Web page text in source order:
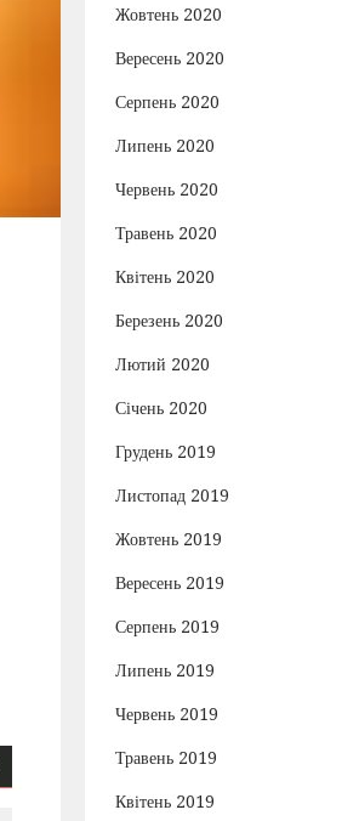
Жовтень 2020
Вересень 2020
Серпень 2020
Липень 2020
Червень 2020
Травень 2020
Квітень 2020
Березень 2020
Лютий 2020
Січень 2020
Грудень 2019
Листопад 2019
Жовтень 2019
Вересень 2019
Серпень 2019
Липень 2019
Червень 2019
Травень 2019
Квітень 2019